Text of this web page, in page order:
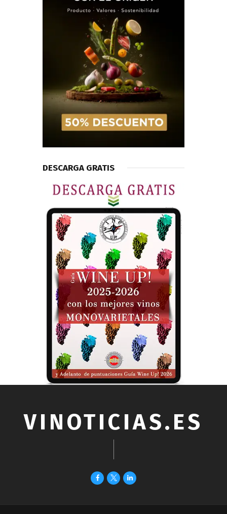
DESCARGA GRATIS
VINOTICIAS.ES